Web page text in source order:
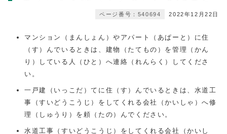
2022年12月22日
ページ番号：540694
マンション（まんしょん）やアパート（あぱーと）に住
（す）んでいるときは、建物（たてもの）を管理（かん
り）している人（ひと）へ連絡（れんらく）してくださ
い。
一戸建（いっこだ）てに住（す）んでいるときは、水道工
事（すいどうこうじ）をしてくれる会社（かいしゃ）へ修
理（しゅうり）を頼（たの）んでください。
水道工事（すいどうこうじ）をしてくれる会社（かいし